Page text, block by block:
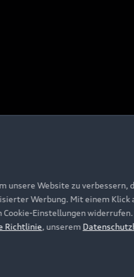
unsere Website zu verbessern,
Werbung. Mit einem Klick
Einstellungen
Richtlinie, unserem